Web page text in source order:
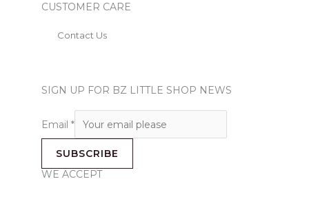
CUSTOMER CARE
Contact Us
SIGN UP FOR BZ LITTLE SHOP NEWS
Email *
SUBSCRIBE
WE ACCEPT